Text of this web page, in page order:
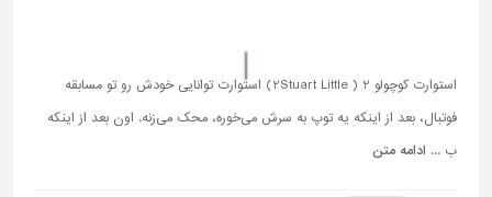
استوارت کوچولو 2 ( 2Stuart Little) استوارت توانایی خودش رو تو مسابقه
فوتبال، بعد از اینکه یه توپ به سرش می‌خوره، محک می‌زنه. اون بعد از اینکه
ب ... ادامه متن